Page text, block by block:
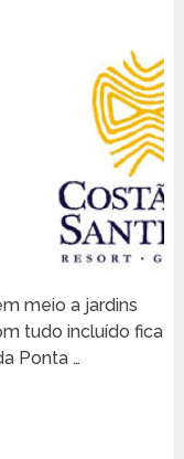
meio a jardins
tudo incluído fica
Ponta …